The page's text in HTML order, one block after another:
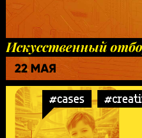
Искусственный
22 МАЯ
#cases